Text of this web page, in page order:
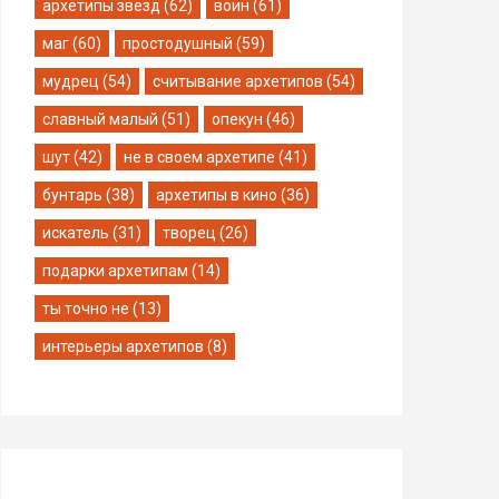
архетипы звезд (62) воин (61)
маг (60) простодушный (59)
мудрец (54) считывание архетипов (54)
славный малый (51) опекун (46)
шут (42) не в своем архетипе (41)
бунтарь (38) архетипы в кино (36)
искатель (31) творец (26)
подарки архетипам (14)
ты точно не (13)
интерьеры архетипов (8)